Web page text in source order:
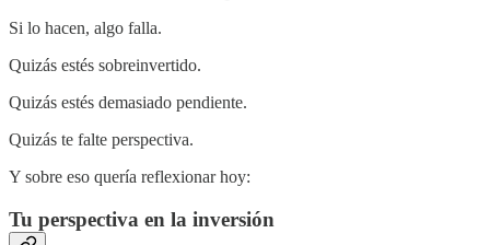
Si lo hacen, algo falla.
Quizás estés sobreinvertido.
Quizás estés demasiado pendiente.
Quizás te falte perspectiva.
Y sobre eso quería reflexionar hoy:
Tu perspectiva en la inversión